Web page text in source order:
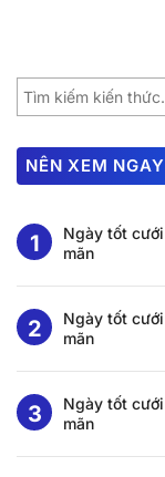
NÊN XEM NGAY
Ngày tốt
mãn
Ngày tốt
mãn
Ngày tốt
mãn